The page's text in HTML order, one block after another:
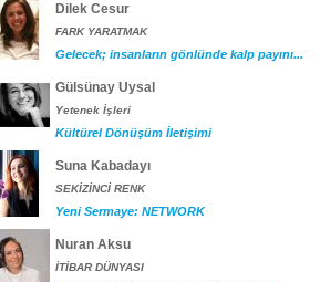
Dilek Cesur
FARK YARATMAK
Gelecek; insanların gönlünde kalp payını...
Gülsünay Uysal
Yetenek İşleri
Kültürel Dönüşüm İletişimi
Suna Kabadayı
SEKİZİNCİ RENK
Yeni Sermaye: NETWORK
Nuran Aksu
İTİBAR DÜNYASI